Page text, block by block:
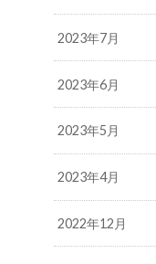
2023年7月
2023年6月
2023年5月
2023年4月
2022年12月